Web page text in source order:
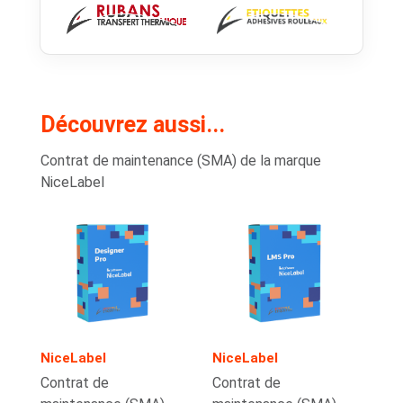
Découvrez aussi...
Contrat de maintenance (SMA) de la marque
NiceLabel
NiceLabel
Contrat de
NiceLabel
Contrat de